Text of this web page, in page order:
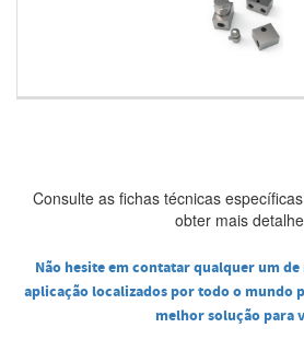
Consulte as fichas técnicas
obter mais
Não hesite em contatar qualquer um
aplicação localizados por todo o mundo
melhor solução para